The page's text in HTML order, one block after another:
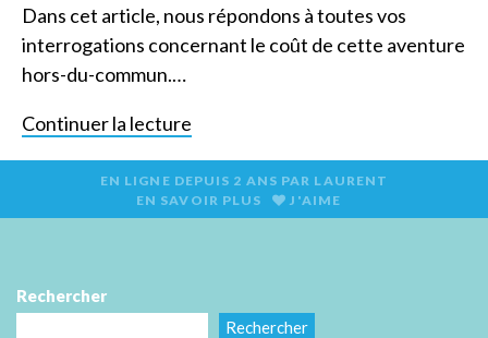
Dans cet article, nous répondons à toutes vos
interrogations concernant le coût de cette aventure
hors-du-commun.…
Continuer la lecture
EN LIGNE DEPUIS 2 ANS PAR LAURENT
EN SAVOIR PLUS
J'AIME
Rechercher
Rechercher